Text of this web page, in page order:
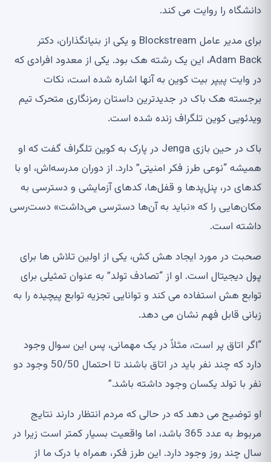
دانشگاه را روایت می کند.
برای مدیر عامل Blockstream و یکی از بنیانگذاران، دکتر
Adam Back، این یک رشته هک بود. یکی از معدود افرادی که
در وایت پیپر بیت کوین به آنها اشاره شده است، نکات
برجسته هک باک در جدیدترین داستان رمزنگاری متحرک تیم
ویدئویی کوین تلگراف زنده شده است.
باک در حین بازی Jenga در پارک به کوین تلگراف گفت که او
همیشه “نوعی طرز فکر امنیتی” دارد. از دوران مدرسه‌اش، او با
کدهای در، پنل‌پدها و قفل‌ها، کدهای آزمایشی و دسترسی به
مکان‌هایی را که «نباید به آن‌ها دسترسی می‌داشت» دست‌رسی
داشته است.
صحبت در مورد ایجاد هش کش، یکی از اولین تلاش ها برای
پول دیجیتال است. او از “تصادف تولد” به عنوان تمثیلی برای
توابع هش استفاده می کند و توانایی تجزیه توابع پیچیده را به
زبانی قابل فهم نشان می دهد.
“اگر اتاق پر است، مثلاً در یک مهمانی، پس این سوال وجود
دارد که چند نفر باید در اتاق باشند تا احتمال 50/50 وجود دو
نفر با تولد یکسان وجود داشته باشد.”
او توضیح می دهد که در حالی که مردم انتظار دارند نتایج
مربوط به عدد 365 باشد، اما واقعیت بسیار کمتر است زیرا در
سال چند روز وجود دارد. این طرز فکر، همراه با درک ما از